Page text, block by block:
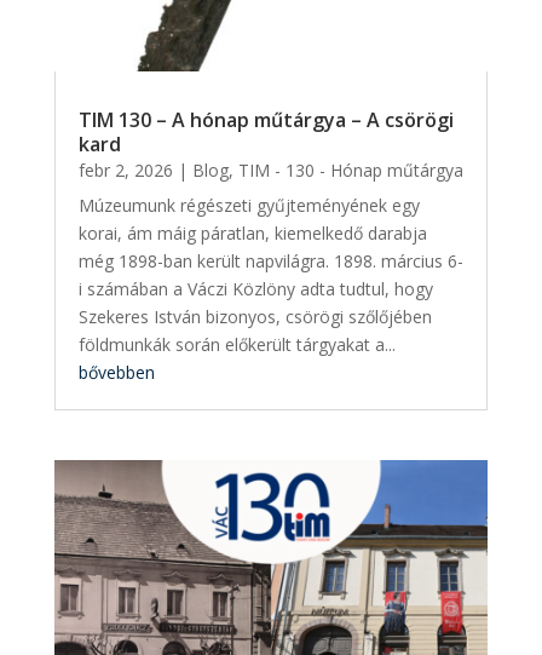
TIM 130 – A hónap műtárgya – A csörögi
kard
febr 2, 2026 | Blog, TIM - 130 - Hónap műtárgya
Múzeumunk régészeti gyűjteményének egy
korai, ám máig páratlan, kiemelkedő darabja
még 1898-ban került napvilágra. 1898. március 6-
i számában a Váczi Közlöny adta tudtul, hogy
Szekeres István bizonyos, csörögi szőlőjében
földmunkák során előkerült tárgyakat a...
bővebben